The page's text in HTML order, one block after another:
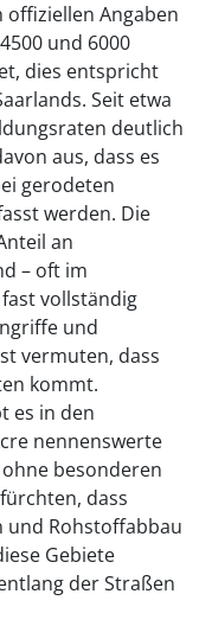
Angaben
und 6000
dies entspricht
Seit etwa
deutlich
aus, dass es
gerodeten
werden. Die
an
– oft im
vollständig
und
vermuten, dass
kommt.
es in den
nennenswerte
besonderen
dass
und Rohstoffabbau
Gebiete
der Straßen